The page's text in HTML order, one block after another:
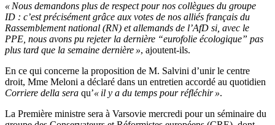
« Nous demandons plus de respect pour nos collègues du groupe
ID : c’est précisément grâce aux votes de nos alliés français du
Rassemblement national (RN) et allemands de l’AfD si, avec le
PPE, nous avons pu rejeter la dernière “eurofolie écologique” pas
plus tard que la semaine dernière », ajoutent-ils.
En ce qui concerne la proposition de M. Salvini d’unir le centre
droit, Mme Meloni a déclaré dans un entretien accordé au quotidien
Corriere della sera qu’« il y a du temps pour réfléchir ».
La Première ministre sera à Varsovie mercredi pour un séminaire du